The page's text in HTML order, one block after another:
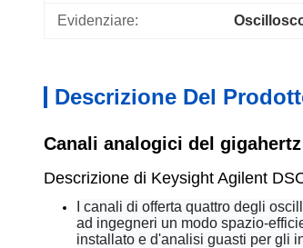
Evidenziare:
Descrizione Del
Canali analogici del
Descrizione di Keysight Agilent
I canali di offerta quattro degli
ad ingegneri un modo spazio-
installato e d'analisi guasti per gli